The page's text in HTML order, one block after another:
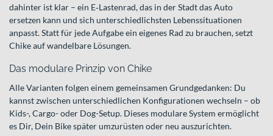
dahinter ist klar – ein E‑Lastenrad, das in der Stadt das Auto
ersetzen kann und sich unterschiedlichsten Lebenssituationen
anpasst. Statt für jede Aufgabe ein eigenes Rad zu brauchen, setzt
Chike auf wandelbare Lösungen.
Das modulare Prinzip von Chike
Alle Varianten folgen einem gemeinsamen Grundgedanken: Du
kannst zwischen unterschiedlichen Konfigurationen wechseln – ob
Kids-, Cargo- oder Dog-Setup. Dieses modulare System ermöglicht
es Dir, Dein Bike später umzurüsten oder neu auszurichten.